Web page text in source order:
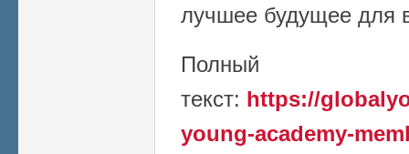
лучшее будущее для
Полный
текст: https://
young-academy-